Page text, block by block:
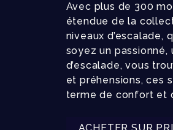
Avec plus de 300
étendue de la
niveaux d’escalade,
soyez un
d’escalade, vous
et préhensions, ces
terme de confort et